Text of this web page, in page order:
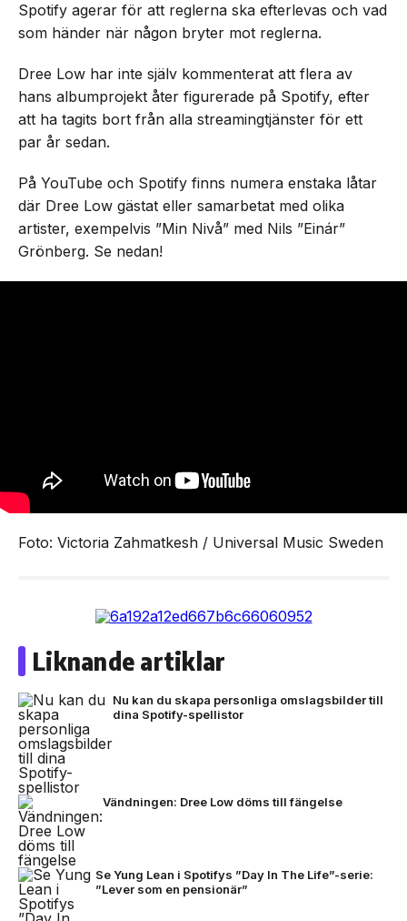
Spotify agerar för att reglerna ska efterlevas och vad
som händer när någon bryter mot reglerna.
Dree Low har inte själv kommenterat att flera av
hans albumprojekt åter figurerade på Spotify, efter
att ha tagits bort från alla streamingtjänster för ett
par år sedan.
På YouTube och Spotify finns numera enstaka låtar
där Dree Low gästat eller samarbetat med olika
artister, exempelvis ”Min Nivå” med Nils ”Einár”
Grönberg. Se nedan!
Foto: Victoria Zahmatkesh / Universal Music Sweden
Liknande artiklar
Nu kan du skapa personliga omslagsbilder till
dina Spotify-spellistor
Vändningen: Dree Low döms till fängelse
Se Yung Lean i Spotifys ”Day In The Life”-serie:
”Lever som en pensionär”